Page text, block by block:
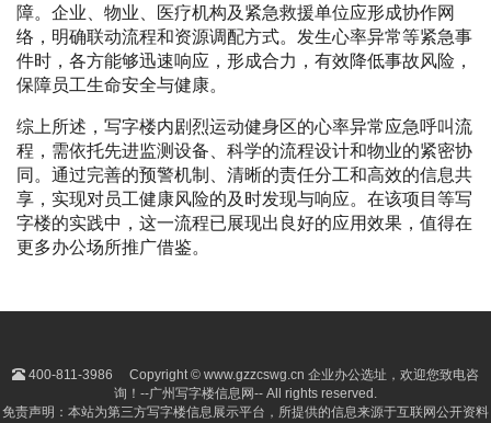
障。企业、物业、医疗机构及紧急救援单位应形成协作网
络，明确联动流程和资源调配方式。发生心率异常等紧急事
件时，各方能够迅速响应，形成合力，有效降低事故风险，
保障员工生命安全与健康。
综上所述，写字楼内剧烈运动健身区的心率异常应急呼叫流
程，需依托先进监测设备、科学的流程设计和物业的紧密协
同。通过完善的预警机制、清晰的责任分工和高效的信息共
享，实现对员工健康风险的及时发现与响应。在该项目等写
字楼的实践中，这一流程已展现出良好的应用效果，值得在
更多办公场所推广借鉴。
400-811-3986
Copyright © www.gzzcswg.cn 企业办公选址，欢迎您致电咨
询！--广州写字楼信息网-- All rights reserved.
免责声明：本站为第三方写字楼信息展示平台，所提供的信息来源于互联网公开资料